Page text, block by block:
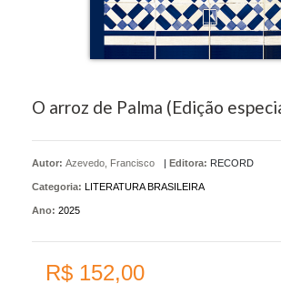
O arroz de Palma (Edição
Autor: Azevedo, Francisco | Editora: RECORD
Categoria: LITERATURA BRASILEIRA
Ano: 2025
R$ 152,00